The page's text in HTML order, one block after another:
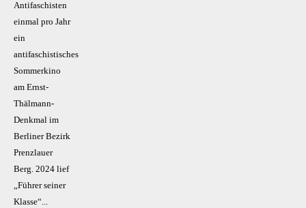
Antifaschisten
einmal pro Jahr
ein
antifaschistisches
Sommerkino
am Ernst-
Thälmann-
Denkmal im
Berliner Bezirk
Prenzlauer
Berg. 2024 lief
„Führer seiner
Klasse“...